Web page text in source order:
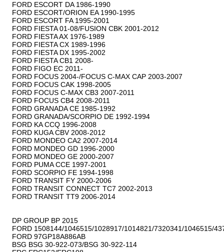
FORD ESCORT DA 1986-1990
FORD ESCORT/ORION EA 1990-1995
FORD ESCORT FA 1995-2001
FORD FIESTA 01-08/FUSION CBK 2001-2012
FORD FIESTA AX 1976-1989
FORD FIESTA CX 1989-1996
FORD FIESTA DX 1995-2002
FORD FIESTA CB1 2008-
FORD FIGO EC 2011-
FORD FOCUS 2004-/FOCUS C-MAX CAP 2003-2007
FORD FOCUS CAK 1998-2005
FORD FOCUS C-MAX CB3 2007-2011
FORD FOCUS CB4 2008-2011
FORD GRANADA CE 1985-1992
FORD GRANADA/SCORPIO DE 1992-1994
FORD KA CCQ 1996-2008
FORD KUGA CBV 2008-2012
FORD MONDEO CA2 2007-2014
FORD MONDEO GD 1996-2000
FORD MONDEO GE 2000-2007
FORD PUMA CCE 1997-2001
FORD SCORPIO FE 1994-1998
FORD TRANSIT FY 2000-2006
FORD TRANSIT CONNECT TC7 2002-2013
FORD TRANSIT TT9 2006-2014
DP GROUP BP 2015
FORD 1508144/1046515/1028917/1014821/7320341/1046515/
FORD 97GP18A886AB
BSG BSG 30-922-073/BSG 30-922-114